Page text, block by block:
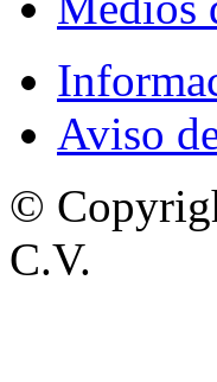
Aviso
©
C.V.